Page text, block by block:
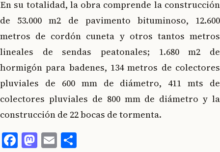
En su totalidad, la obra comprende la construcción
de 53.000 m2 de pavimento bituminoso, 12.600
metros de cordón cuneta y otros tantos metros
lineales de sendas peatonales; 1.680 m2 de
hormigón para badenes, 134 metros de colectores
pluviales de 600 mm de diámetro, 411 mts de
colectores pluviales de 800 mm de diámetro y la
construcción de 22 bocas de tormenta.
Facebook
Mastodon
Email